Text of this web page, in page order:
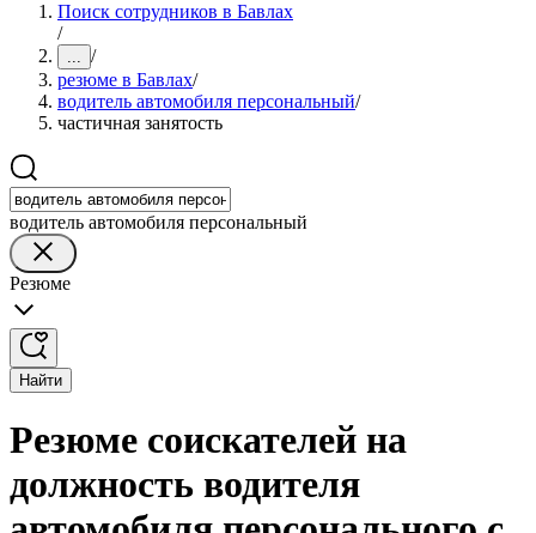
Поиск сотрудников в Бавлах
/
... /
резюме в Бавлах/
водитель автомобиля персональный/
частичная занятость
водитель автомобиля персональный
Резюме
Найти
Резюме соискателей на
должность водителя